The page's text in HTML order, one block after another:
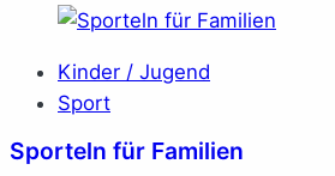
Kinder / Jugend
Sport
Sporteln für Familien